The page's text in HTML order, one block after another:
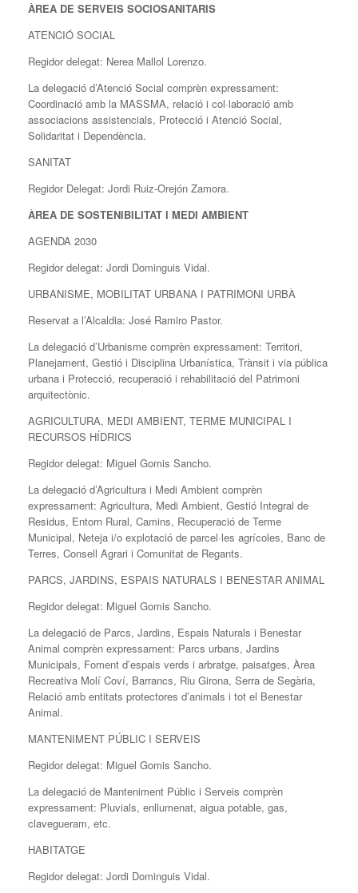
ÀREA DE SERVEIS SOCIOSANITARIS
ATENCIÓ SOCIAL
Regidor delegat: Nerea Mallol Lorenzo.
La delegació d’Atenció Social comprèn expressament:
Coordinació amb la MASSMA, relació i col·laboració amb
associacions assistencials, Protecció i Atenció Social,
Solidaritat i Dependència.
SANITAT
Regidor Delegat: Jordi Ruiz-Orejón Zamora.
ÀREA DE SOSTENIBILITAT I MEDI AMBIENT
AGENDA 2030
Regidor delegat: Jordi Dominguis Vidal.
URBANISME, MOBILITAT URBANA I PATRIMONI URBÀ
Reservat a l’Alcaldia: José Ramiro Pastor.
La delegació d’Urbanisme comprèn expressament: Territori,
Planejament, Gestió i Disciplina Urbanística, Trànsit i via pública
urbana i Protecció, recuperació i rehabilitació del Patrimoni
arquitectònic.
AGRICULTURA, MEDI AMBIENT, TERME MUNICIPAL I
RECURSOS HÍDRICS
Regidor delegat: Miguel Gomis Sancho.
La delegació d’Agricultura i Medi Ambient comprèn
expressament: Agricultura, Medi Ambient, Gestió Integral de
Residus, Entorn Rural, Camins, Recuperació de Terme
Municipal, Neteja i/o explotació de parcel·les agrícoles, Banc de
Terres, Consell Agrari i Comunitat de Regants.
PARCS, JARDINS, ESPAIS NATURALS I BENESTAR ANIMAL
Regidor delegat: Miguel Gomis Sancho.
La delegació de Parcs, Jardins, Espais Naturals i Benestar
Animal comprèn expressament: Parcs urbans, Jardins
Municipals, Foment d’espais verds i arbratge, paisatges, Àrea
Recreativa Molí Coví, Barrancs, Riu Girona, Serra de Segària,
Relació amb entitats protectores d’animals i tot el Benestar
Animal.
MANTENIMENT PÚBLIC I SERVEIS
Regidor delegat: Miguel Gomis Sancho.
La delegació de Manteniment Públic i Serveis comprèn
expressament: Pluvials, enllumenat, aigua potable, gas,
clavegueram, etc.
HABITATGE
Regidor delegat: Jordi Dominguis Vidal.